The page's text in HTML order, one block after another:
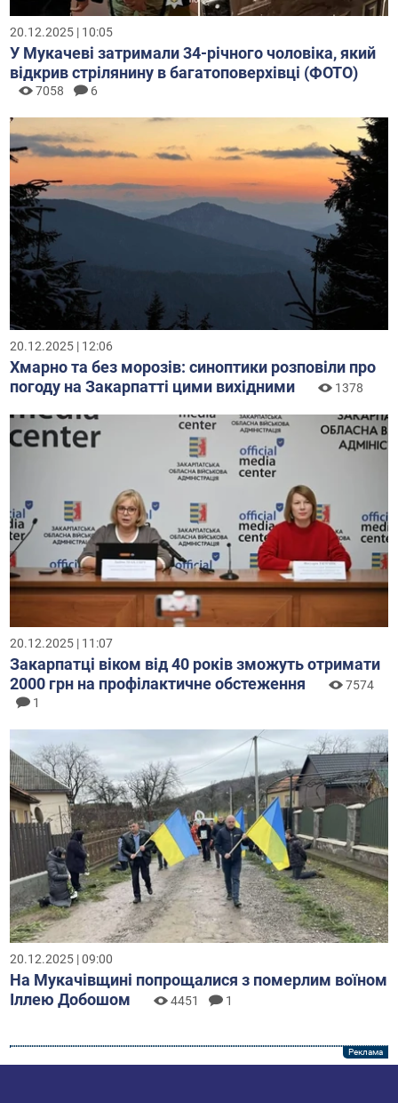
20.12.2025 | 10:05
У Мукачеві затримали 34-річного чоловіка, який
відкрив стрілянину в багатоповерхівці (ФОТО)
7058 6
20.12.2025 | 12:06
Хмарно та без морозів: синоптики розповіли про
погоду на Закарпатті цими вихідними
1378
20.12.2025 | 11:07
Закарпатці віком від 40 років зможуть отримати
2000 грн на профілактичне обстеження
7574
1
20.12.2025 | 09:00
На Мукачівщині попрощалися з померлим воїном
Іллею Добошом
4451 1